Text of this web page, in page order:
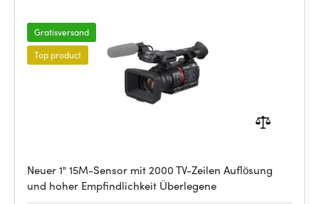
Gratisversand
Top product
Neuer 1" 15M-Sensor mit 2000 TV-Zeilen Auflösung
und hoher Empfindlichkeit Überlegene